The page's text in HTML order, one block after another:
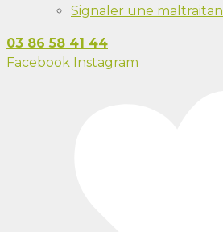
Signaler une
03 86 58 41 44
Facebook Instagram